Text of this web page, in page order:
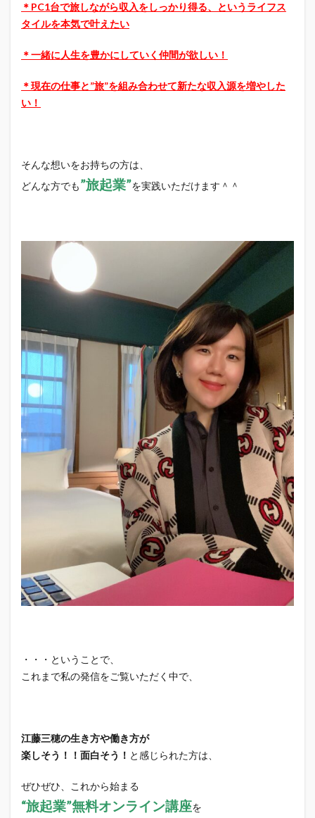
＊PC1台で旅しながら収入をしっかり得る、というライフス
タイルを本気で叶えたい
＊一緒に人生を豊かにしていく仲間が欲しい！
＊現在の仕事と”旅”を組み合わせて新たな収入源を増やした
い！
そんな想いをお持ちの方は、
どんな方でも”旅起業”を実践いただけます＾＾
・・・ということで、
これまで私の発信をご覧いただく中で、
江藤三穂の生き方や働き方が
楽しそう！！面白そう！ と感じられた方は、
ぜひぜひ、これから始まる
“旅起業”無料オンライン講座を